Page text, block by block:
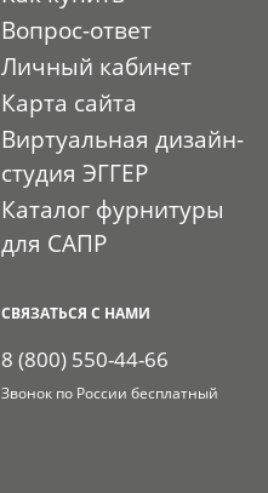
Вопрос-ответ
Личный кабинет
Карта сайта
Виртуальная дизайн-
студия ЭГГЕР
Каталог фурнитуры
для САПР
СВЯЗАТЬСЯ С НАМИ
8 (800) 550-44-66
Звонок по России бесплатный